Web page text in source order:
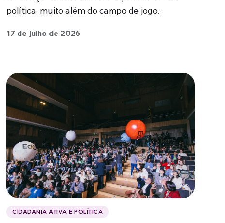
política, muito além do campo de jogo.
17 de julho de 2026
CIDADANIA ATIVA E POLÍTICA